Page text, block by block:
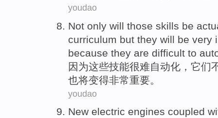
youdao
Not only will those skills be
curriculum but they will be very
because they are difficult to
因为这些技能很难自动化 ， 它们
也将变得非常重要。
youdao
New electric engines coupled